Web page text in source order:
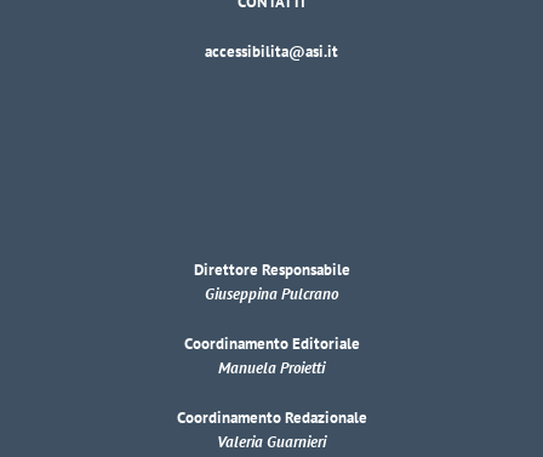
accessibilita@asi.it
Direttore Responsabile
Giuseppina Pulcrano
Coordinamento Editoriale
Manuela Proietti
Coordinamento Redazionale
Valeria Guarnieri